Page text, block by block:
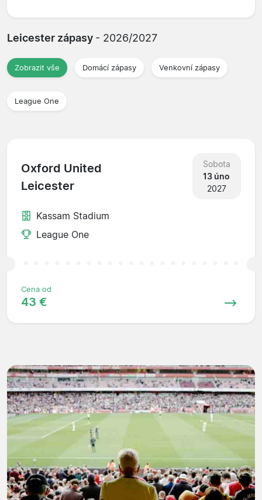
Leicester zápasy - 2026/2027
Zobrazit vše Domácí zápasy Venkovní zápasy
League One
Oxford United
Leicester
Sobota
13 úno
2027
Kassam Stadium
League One
Cena od
43 €